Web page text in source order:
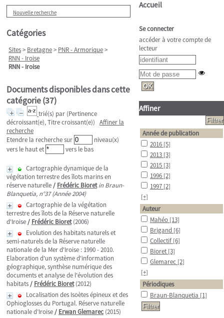
Nouvelle recherche
Catégories
Sites> Bretagne> PNR - Armorique>
RNN - Iroise
RNN - Iroise
Documents disponibles dans cette
catégorie (37)
trié(s) par (Pertinence
décroissant(e), Titre croissant(e)) Affiner la
recherche
Etendre la recherche sur
niveau(x)
vers le haut et
vers le bas
Cartographie dynamique de la
végétation terrestre des îlots marins en
réserve naturelle/ Frédéric Bioret in Braun-
Blanquetia, n°37 (Année 2004)
Cartographie de la végétation
terrestre des îlots de la Réserve naturelle
d'Iroise/ Frédéric Bioret(2006)
Evolution des habitats naturels et
semi-naturels de la Réserve naturelle
nationale de la Mer d'Iroise : 1990 - 2010.
Elaboration d'un système d'information
géographique, synthèse numérique des
documents et analyse de l'évolution des
habitats/ Frédéric Bioret(2012)
Localisation des Isoètes épineux et des
Ophioglosses du Portugal. Réserve naturelle
nationale d’Iroise/ Erwan Glemarec (2015)
Accueil
Se connecter
accéder à votre compte de
lecteur
Affiner
Année de publication
2016 [5]
2013 [3]
2015 [3]
1996 [2]
1997 [2]
[+]
Auteur
Mahéo [13]
Brigand [6]
Collectif [6]
Bioret [3]
Glemarec [2]
[+]
Périodiques
Braun-Blanquetia [1]